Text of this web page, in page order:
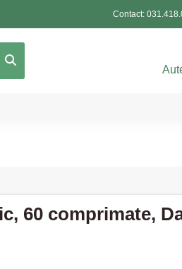
Contact:
60 comprimate,